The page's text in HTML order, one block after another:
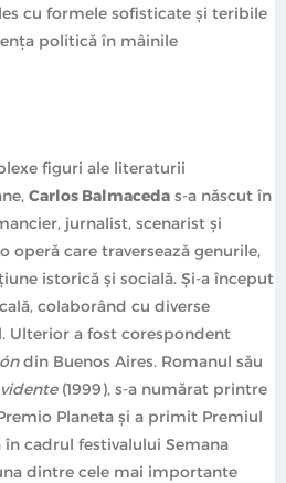
cu formele sofisticate și teribile
politică în mâinile
figuri ale literaturii
Carlos Balmaceda s-a născut în
jurnalist, scenarist și
operă care traversează genurile,
istorică și socială. Și-a început
colaborând cu diverse
Ulterior a fost corespondent
din Buenos Aires. Romanul său
(1999), s-a numărat printre
Planeta și a primit Premiul
în cadrul festivalului Semana
dintre cele mai importante